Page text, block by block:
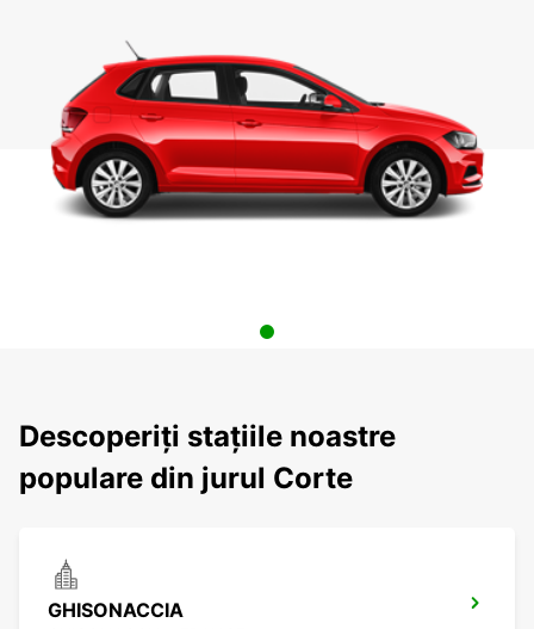
Descoperiți stațiile noastre
populare din jurul Corte
GHISONACCIA